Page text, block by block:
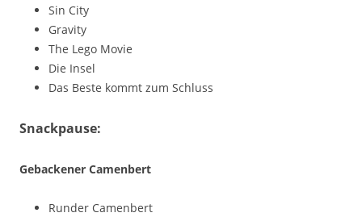
Sin City
Gravity
The Lego Movie
Die Insel
Das Beste kommt zum Schluss
Snackpause:
Gebackener Camenbert
Runder Camenbert